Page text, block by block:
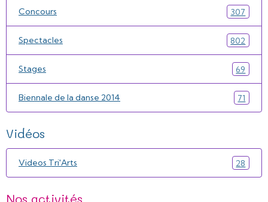
Concours 307
Spectacles 802
Stages 69
Biennale de la danse 2014 71
Vidéos
Videos Tri'Arts 28
Nos activités